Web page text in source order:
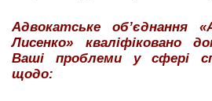
Адвокатське об’єднання
Лисенко» кваліфіковано
Ваші проблеми у сфері
щодо: